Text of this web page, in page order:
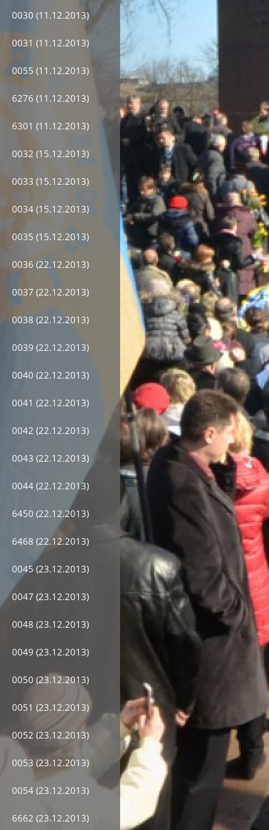
0030 (11.12.2013)
0031 (11.12.2013)
0055 (11.12.2013)
6276 (11.12.2013)
6301 (11.12.2013)
0032 (15.12.2013)
0033 (15.12.2013)
0034 (15.12.2013)
0035 (15.12.2013)
0036 (22.12.2013)
0037 (22.12.2013)
0038 (22.12.2013)
0039 (22.12.2013)
0040 (22.12.2013)
0041 (22.12.2013)
0042 (22.12.2013)
0043 (22.12.2013)
0044 (22.12.2013)
6450 (22.12.2013)
6468 (22.12.2013)
0045 (23.12.2013)
0047 (23.12.2013)
0048 (23.12.2013)
0049 (23.12.2013)
0050 (23.12.2013)
0051 (23.12.2013)
0052 (23.12.2013)
0053 (23.12.2013)
0054 (23.12.2013)
6662 (23.12.2013)